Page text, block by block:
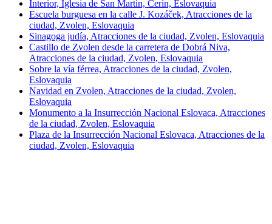
Interior, Iglesia de San Martín, Čerín, Eslovaquia
Escuela burguesa en la calle J. Kozáček, Atracciones de la
ciudad, Zvolen, Eslovaquia
Sinagoga judía, Atracciones de la ciudad, Zvolen, Eslovaquia
Castillo de Zvolen desde la carretera de Dobrá Niva,
Atracciones de la ciudad, Zvolen, Eslovaquia
Sobre la vía férrea, Atracciones de la ciudad, Zvolen,
Eslovaquia
Navidad en Zvolen, Atracciones de la ciudad, Zvolen,
Eslovaquia
Monumento a la Insurrección Nacional Eslovaca, Atracciones
de la ciudad, Zvolen, Eslovaquia
Plaza de la Insurrección Nacional Eslovaca, Atracciones de la
ciudad, Zvolen, Eslovaquia